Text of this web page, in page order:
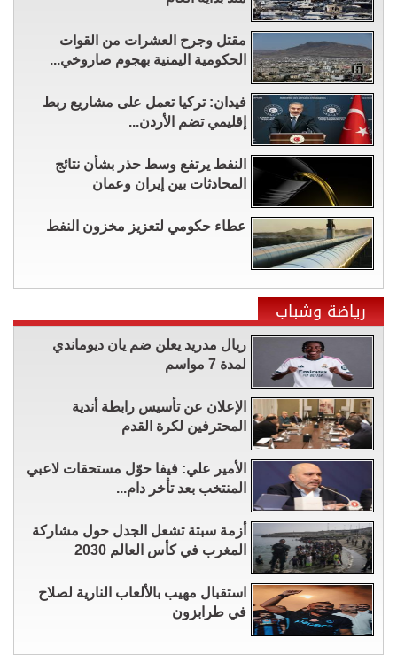
مقتل وجرح العشرات من القوات
الحكومية اليمنية بهجوم صاروخي...
فيدان: تركيا تعمل على مشاريع ربط
إقليمي تضم الأردن...
النفط يرتفع وسط حذر بشأن نتائج
المحادثات بين إيران وعمان
عطاء حكومي لتعزيز مخزون النفط
رياضة وشباب
ريال مدريد يعلن ضم يان ديوماندي
لمدة 7 مواسم
الإعلان عن تأسيس رابطة أندية
المحترفين لكرة القدم
الأمير علي: فيفا حوّل مستحقات لاعبي
المنتخب بعد تأخر دام...
أزمة سبتة تشعل الجدل حول مشاركة
المغرب في كأس العالم 2030
استقبال مهيب بالألعاب النارية لصلاح
في طرابزون